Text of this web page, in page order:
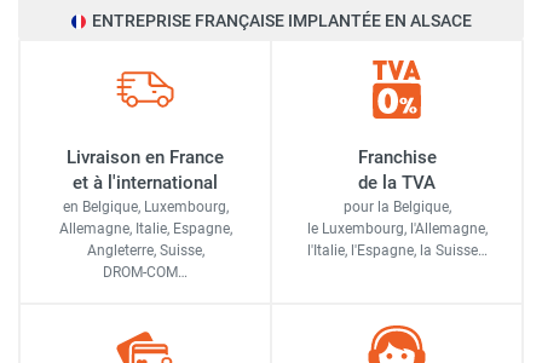
ENTREPRISE FRANÇAISE IMPLANTÉE EN ALSACE
Livraison en France
et à l'international
en Belgique, Luxembourg,
Allemagne, Italie, Espagne,
Angleterre, Suisse,
DROM-COM…
Franchise
de la TVA
pour la Belgique,
le Luxembourg, l'Allemagne,
l'Italie, l'Espagne, la Suisse…